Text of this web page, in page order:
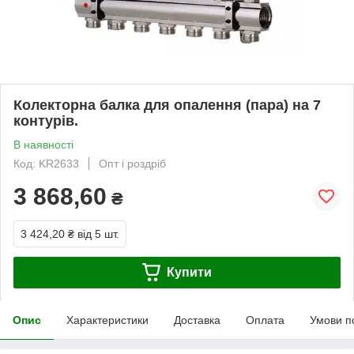
Колекторна балка для опалення (пара) на 7
контурів.
В наявності
Код: KR2633
Опт і роздріб
3 868,60 ₴
3 424,20 ₴ від 5 шт.
Купити
Опис Характеристики Доставка Оплата Умови